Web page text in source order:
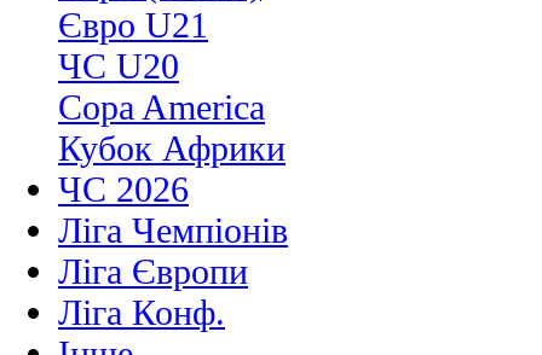
Євро U21
ЧС U20
Copa America
Кубок Африки
ЧС 2026
Ліга Чемпіонів
Ліга Європи
Ліга Конф.